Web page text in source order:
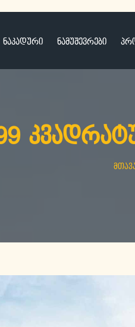
ნაკადური ნამუშევრები